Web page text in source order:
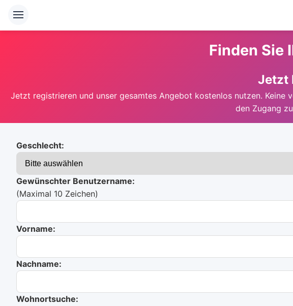
Finden Sie
Jetzt
Jetzt registrieren und unser gesamtes Angebot kostenlos nutzen. Keine
den Zugang
Geschlecht:
Gewünschter Benutzername:
(Maximal 10 Zeichen)
Vorname:
Nachname:
Wohnortsuche: